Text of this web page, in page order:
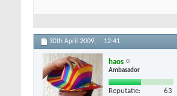
30th April 2009, 12:41
haos
Ambasador
Reputatie: 63